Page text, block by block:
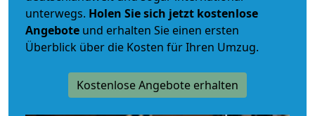
unterwegs. Holen Sie sich jetzt kostenlose
Angebote und erhalten Sie einen ersten
Überblick über die Kosten für Ihren Umzug.
Kostenlose Angebote erhalten